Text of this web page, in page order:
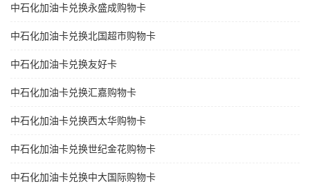
中石化加油卡兑换永盛成购物卡
中石化加油卡兑换北国超市购物卡
中石化加油卡兑换友好卡
中石化加油卡兑换汇嘉购物卡
中石化加油卡兑换西太华购物卡
中石化加油卡兑换世纪金花购物卡
中石化加油卡兑换中大国际购物卡